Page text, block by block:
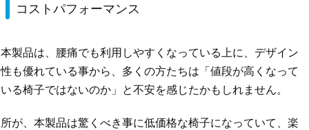
コストパフォーマンス
本製品は、腰痛でも利用しやすくなっている上に、デザイン
性も優れている事から、多くの方たちは「値段が高くなって
いる椅子ではないのか」と不安を感じたかもしれません。
所が、本製品は驚くべき事に低価格な椅子になっていて、楽